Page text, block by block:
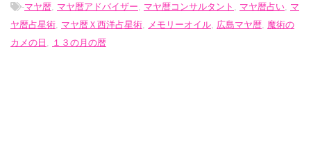
-マヤ暦 マヤ暦アドバイザー マヤ暦コンサルタント マヤ暦占い マ
ヤ暦占星術 マヤ暦Ｘ西洋占星術 メモリーオイル 広島マヤ暦 魔術の
カメの日
１３の月の暦